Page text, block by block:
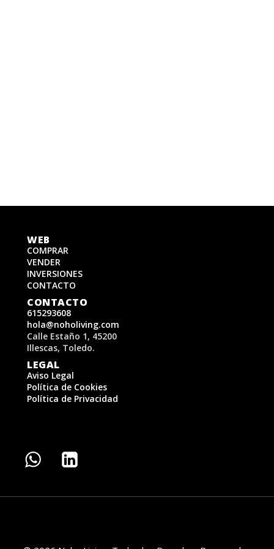
WEB
COMPRAR
VENDER
INVERSIONES
CONTACTO
CONTACTO
615293608
hola@noholiving.com
Calle Estaño 1, 45200
Illescas, Toledo.
LEGAL
Aviso Legal
Política de Cookies
Política de Privacidad